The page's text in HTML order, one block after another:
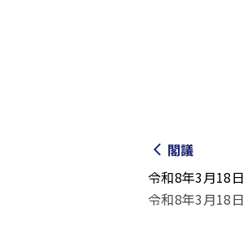
閣議
令和8年3月18日
令和8年3月18日